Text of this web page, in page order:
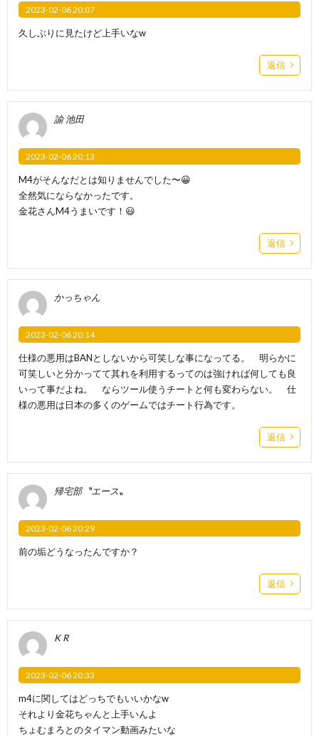
2023-02-06 20:07
久しぶりに見たけど上手いなw
返信
諭 池田
2023-02-06 20:13
M4がそんなだとは知りませんでした〜😀
全然気にならなかったです。
金花さんM4うまいです！😃
返信
かっちゃん
2023-02-06 20:14
仕様の悪用はBANとしないから可笑しな事になってる。 明らかに
可笑しいと分かってて其れを利用するってのは強ければ何しても良
いって事だよね。 ならツール使うチートと何も変わらない。 仕
様の悪用は日本の多くのゲームではチート行為です。
返信
帰宅部〝エース〟
2023-02-06 20:29
前の垢どうなったんですか？
返信
K R
2023-02-06 20:33
m4に関してはどっちでもいいかなw
それより金花ちゃんと上手いんよ
ちょむまろとのタイマン動画みたいな